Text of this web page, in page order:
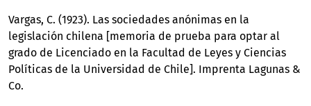
Vargas, C. (1923). Las sociedades anónimas en la
legislación chilena [memoria de prueba para optar al
grado de Licenciado en la Facultad de Leyes y Ciencias
Políticas de la Universidad de Chile]. Imprenta Lagunas &
Co.